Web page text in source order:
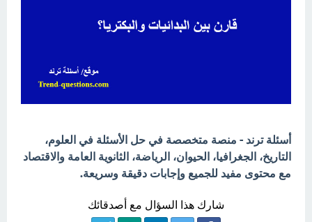
أسئلة ترند - منصة متخصصة في حل الأسئلة في العلوم،
التاريخ، الجغرافيا، الحيوان، الرياضة، الثانوية العامة والاقتصاد
مع محتوى مفيد للجميع وإجابات دقيقة وسريعة.
شارك هذا السؤال مع أصدقائك